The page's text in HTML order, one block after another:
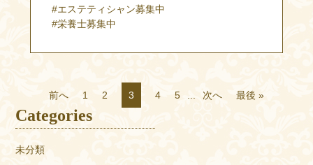
#エステティシャン募集中
#栄養士募集中
前へ 1 2 3 4 5 次へ 最後 »
Categories
未分類